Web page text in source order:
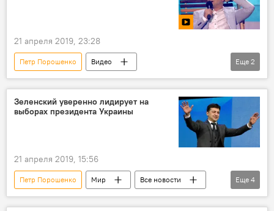
21 апреля 2019, 23:28
Петр Порошенко
Видео
Владимир Зеленский
шоу
Еще 2
Зеленский уверенно лидирует на
выборах президента Украины
21 апреля 2019, 15:56
Петр Порошенко Мир
Все новости
Политика
Владимир Зеленский
Еще 4